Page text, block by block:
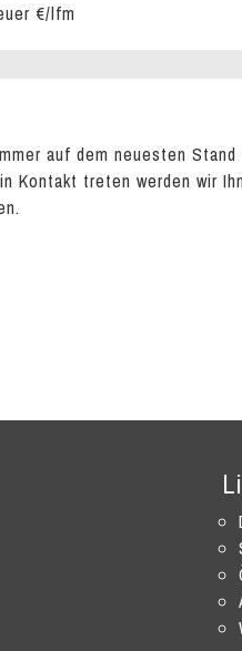
€/lfm
auf dem neuesten
Kontakt treten werden wir